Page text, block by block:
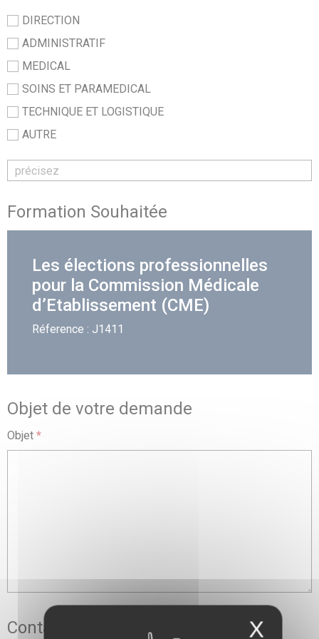
DIRECTION
ADMINISTRATIF
MEDICAL
SOINS ET PARAMEDICAL
TECHNIQUE ET LOGISTIQUE
AUTRE
Formation Souhaitée
Les élections professionnelles
pour la Commission Médicale
d’Etablissement (CME)
Réference : J1411
Objet de votre demande
Objet *
Contact Opérationnel (si différent)
X